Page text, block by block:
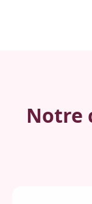
Notre